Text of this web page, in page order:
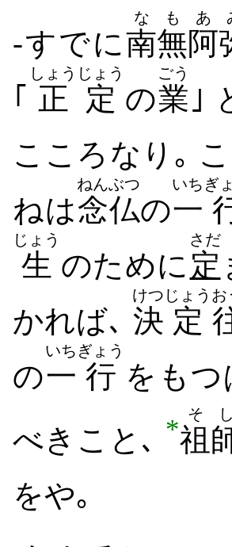
-すでに南無
なも
阿
あ
｢ 正定
しょうじょう
の業
ごう
｣
こころ​なり｡
ね​は念仏
ねんぶつ
の一
いち ぎ
生
じょう
のために 定
さだ
かれば､ 決
けつ
定
じょう お
の一
いち
行
ぎょう
を​も
べき​こと､ *祖
そし
を​や｡